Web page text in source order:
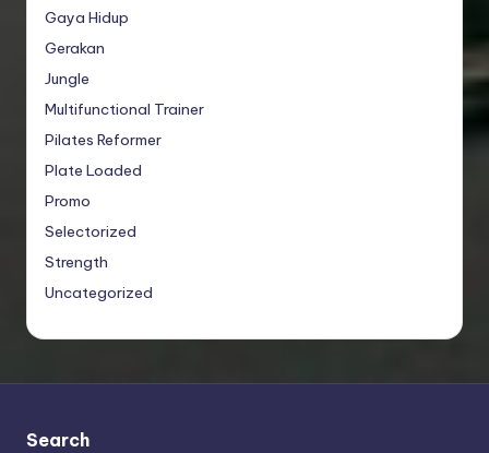
Gaya Hidup
Gerakan
Jungle
Multifunctional Trainer
Pilates Reformer
Plate Loaded
Promo
Selectorized
Strength
Uncategorized
Search